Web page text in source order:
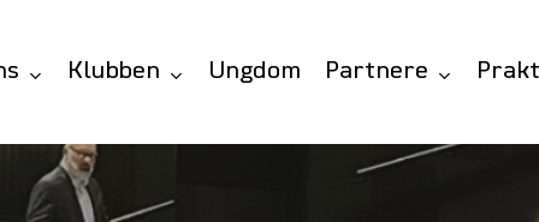
Klubben Ungdom Partnere